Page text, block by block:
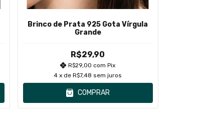
Brinco de Prata 925 Gota Vírgula
Grande
R$29,90
R$29,00com Pix
4 x deR$7,48 sem juros
COMPRAR